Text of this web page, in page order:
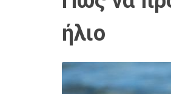
ήλιο